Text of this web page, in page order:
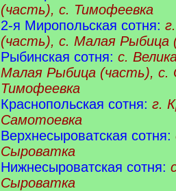
(часть), с. Тимофеевка
2-я Миропольская сотня:
(часть), с. Малая Рыбица
Рыбинская сотня: с.
Малая Рыбица (часть), с.
Тимофеевка
Краснопольская сотня: г.
Самотоевка
Верхнесыроватская сотня:
Сыроватка
Нижнесыроватская сотня:
Сыроватка